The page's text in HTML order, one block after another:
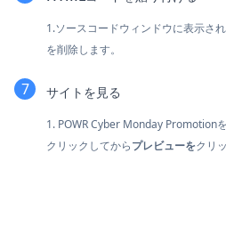
1.ソースコードウィンドウに表示さ
を削除します。
サイトを見る
1. POWR Cyber Monday Promotion
クリックしてからプレビューをクリ